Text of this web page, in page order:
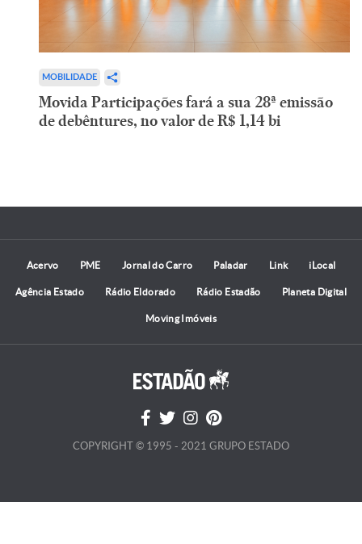
MOBILIDADE
Movida Participações fará a sua 28ª emissão
de debêntures, no valor de R$ 1,14 bi
Acervo PME Jornal do Carro Paladar Link iLocal
Agência Estado Rádio Eldorado Rádio Estadão Planeta Digital
Moving Imóveis
COPYRIGHT © 1995 - 2021 GRUPO ESTADO